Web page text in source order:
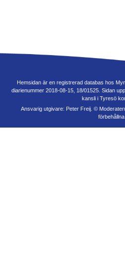
Hemsidan är en registrerad databas hos
diarienummer 2018-08-15, 18/01525. Sidan
kansli i Tyresö
Ansvarig utgivare: Peter Freij. ©
förbehållna